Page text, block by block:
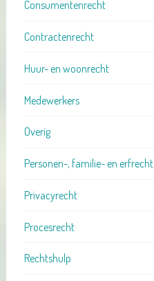
Consumentenrecht
Contractenrecht
Huur- en woonrecht
Medewerkers
Overig
Personen-, familie- en erfrecht
Privacyrecht
Procesrecht
Rechtshulp